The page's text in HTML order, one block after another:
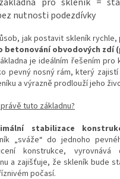
nutnosti podezdívky
jak postavit skleník rychle,
betonování obvodových zdí
je ideálním řešením pro
pevný nosný rám, který
a výrazně prodlouží jeho
tuto základnu?
stabilizace
„sváže“ do jednoho
konstrukce, vyrovnává
a zajišťuje, že skleník bude
počasí.